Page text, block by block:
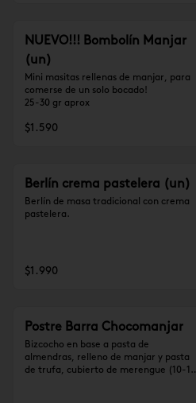
NUEVO!!! Bombolín Manjar
(un)
Mini masitas rellenas de manjar, para
comerse de un solo bocado!
25-30 gr aprox
$1.590
Berlín crema pastelera (un)
Berlín de masa tradicional con crema
pastelera.
$1.990
Postre Barra Chocomanjar
Bizcocho en base a pasta de
almendras, relleno de manjar y pasta
de trufa, cubierto de merengue (10-12